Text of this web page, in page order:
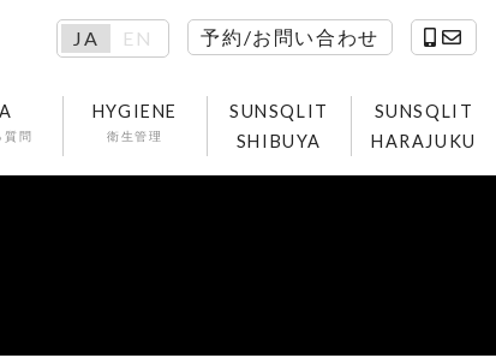
JA EN 予約/お問い合わせ
質問
HYGIENE
衛生管理
SUNSQLIT
SHIBUYA
SUNSQLIT
HARAJUKU